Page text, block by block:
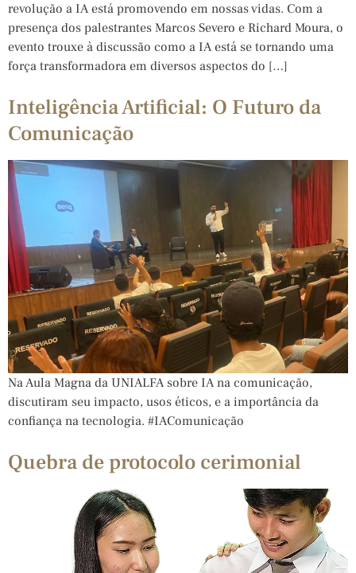
revolução a IA está promovendo em nossas vidas. Com a
presença dos palestrantes Marcos Severo e Richard Moura, o
evento trouxe à discussão como a IA está se tornando uma
força transformadora em diversos aspectos do […]
Inteligência Artificial: O Futuro da
Comunicação
Na Aula Magna da UNIALFA sobre IA na comunicação,
discutiram seu impacto, usos éticos, e a importância da
confiança na tecnologia. #IAComunicação
Quebra de protocolo cerimonial